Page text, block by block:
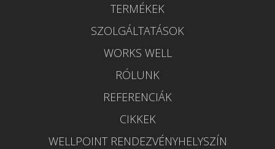
TERMÉKEK
SZOLGÁLTATÁSOK
WORKS WELL
RÓLUNK
REFERENCIÁK
CIKKEK
WELLPOINT RENDEZVÉNYHELYSZÍN